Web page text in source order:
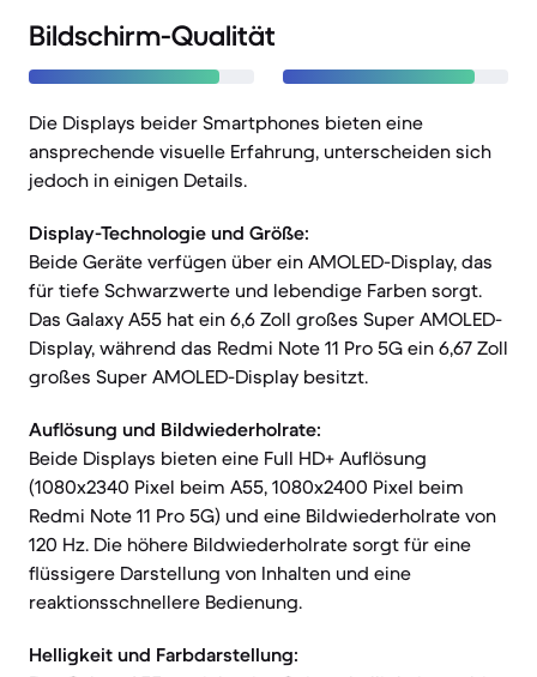
Bildschirm-Qualität
Die Displays beider Smartphones bieten eine
ansprechende visuelle Erfahrung, unterscheiden sich
jedoch in einigen Details.
Display-Technologie und Größe:
Beide Geräte verfügen über ein AMOLED-Display, das
für tiefe Schwarzwerte und lebendige Farben sorgt.
Das Galaxy A55 hat ein 6,6 Zoll großes Super AMOLED-
Display, während das Redmi Note 11 Pro 5G ein 6,67 Zoll
großes Super AMOLED-Display besitzt.
Auflösung und Bildwiederholrate:
Beide Displays bieten eine Full HD+ Auflösung
(1080x2340 Pixel beim A55, 1080x2400 Pixel beim
Redmi Note 11 Pro 5G) und eine Bildwiederholrate von
120 Hz. Die höhere Bildwiederholrate sorgt für eine
flüssigere Darstellung von Inhalten und eine
reaktionsschnellere Bedienung.
Helligkeit und Farbdarstellung: